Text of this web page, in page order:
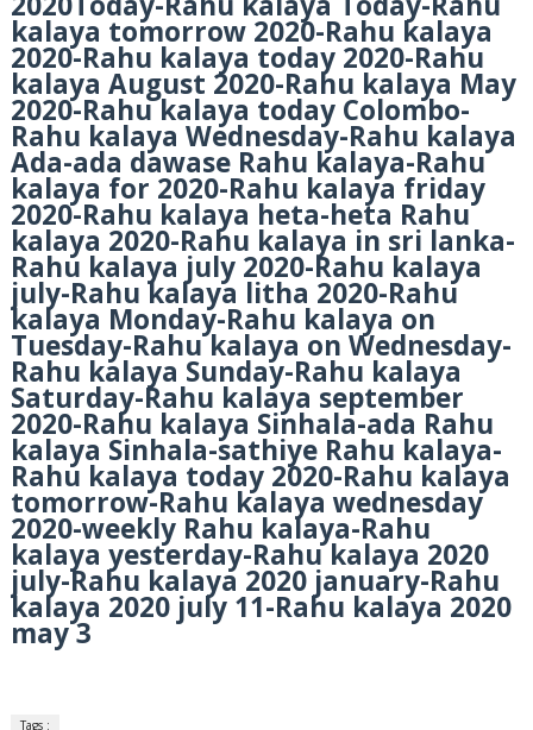
kalaya tomorrow 2020-Rahu kalaya
2020-Rahu kalaya today 2020-Rahu
kalaya August 2020-Rahu kalaya May
2020-Rahu kalaya today Colombo-
Rahu kalaya Wednesday-Rahu kalaya
Ada-ada dawase Rahu kalaya-Rahu
kalaya for 2020-Rahu kalaya friday
2020-Rahu kalaya heta-heta Rahu
kalaya 2020-Rahu kalaya in sri lanka-
Rahu kalaya july 2020-Rahu kalaya
july-Rahu kalaya litha 2020-Rahu
kalaya Monday-Rahu kalaya on
Tuesday-Rahu kalaya on Wednesday-
Rahu kalaya Sunday-Rahu kalaya
Saturday-Rahu kalaya september
2020-Rahu kalaya Sinhala-ada Rahu
kalaya Sinhala-sathiye Rahu kalaya-
Rahu kalaya today 2020-Rahu kalaya
tomorrow-Rahu kalaya wednesday
2020-weekly Rahu kalaya-Rahu
kalaya yesterday-Rahu kalaya 2020
july-Rahu kalaya 2020 january-Rahu
kalaya 2020 july 11-Rahu kalaya 2020
may 3
Tags :